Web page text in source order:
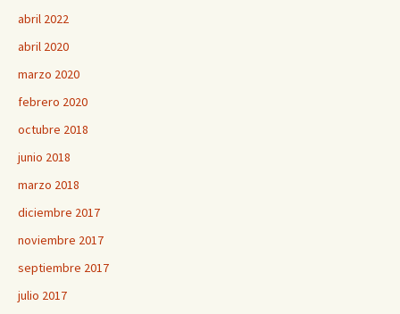
abril 2022
abril 2020
marzo 2020
febrero 2020
octubre 2018
junio 2018
marzo 2018
diciembre 2017
noviembre 2017
septiembre 2017
julio 2017